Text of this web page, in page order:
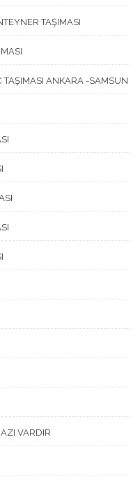
TAŞIMASI
ANKARA -SAMSUN
VARDIR